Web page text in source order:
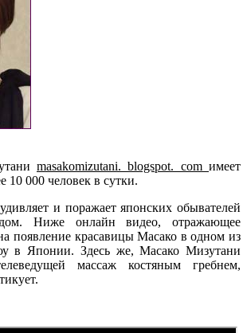
masakomizutani. blogspot. com имеет
10 000 человек в сутки.
и поражает японских обывателей
Ниже онлайн видео, отражающее
появление красавицы Масако в одном из
в Японии. Здесь же, Масако Мизутани
массаж костяным гребнем,